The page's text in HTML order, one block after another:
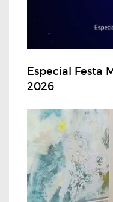
Especial Festa
2026